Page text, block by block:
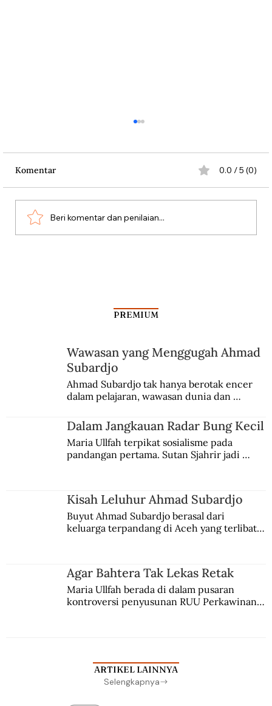
Dari Srebrenica ke Palestina
Komentar 0.0 / 5 (0)
Beri komentar dan penilaian...
PREMIUM
Wawasan yang Menggugah Ahmad
Subardjo
Ahmad Subardjo tak hanya berotak encer
dalam pelajaran, wawasan dunia dan
Jules Verne, Multatuli, hingga Sun Yat-sen.
Dalam Jangkauan Radar Bung Kecil
Maria Ullfah terpikat sosialisme pada
pandangan pertama. Sutan Sjahrir jadi
Kisah Leluhur Ahmad Subardjo
Buyut Ahmad Subardjo berasal dari
keluarga terpandang di Aceh yang terlibat
Agar Bahtera Tak Lekas Retak
Maria Ullfah berada di dalam pusaran
kontroversi penyusunan RUU Perkawinan.
ARTIKEL LAINNYA
Selengkapnya